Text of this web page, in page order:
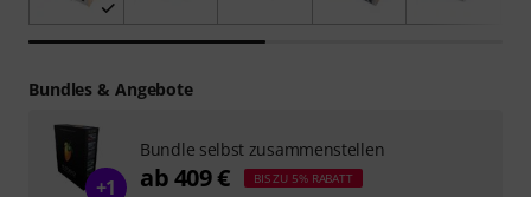
Bundles & Angebote
+1
Bundle selbst zusammenstellen
ab 409 € BIS ZU 5% RABATT